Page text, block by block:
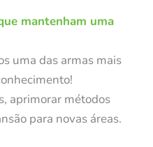
mantenham uma
uma das armas mais
aprimorar métodos
para novas áreas.